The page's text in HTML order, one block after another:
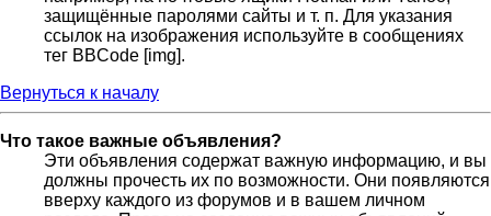
защищённые паролями сайты и т. п. Для указания
ссылок на изображения используйте в сообщениях
тег BBCode [img].
Вернуться к началу
Что такое важные объявления?
Эти объявления содержат важную информацию, и вы
должны прочесть их по возможности. Они появляются
вверху каждого из форумов и в вашем личном